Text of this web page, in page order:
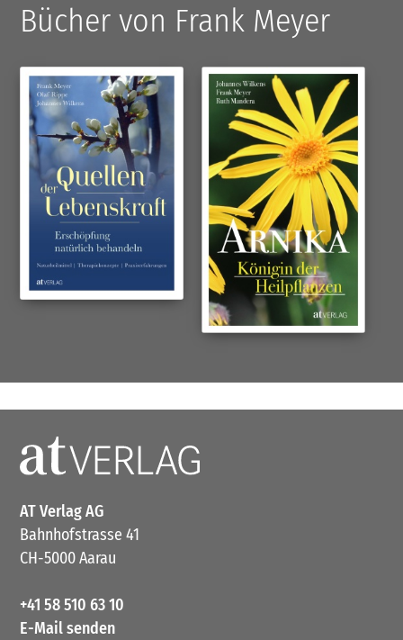
Bücher von Frank Meyer
AT Verlag AG
Bahnhofstrasse 41
CH-5000 Aarau
+41 58 510 63 10
E-Mail senden